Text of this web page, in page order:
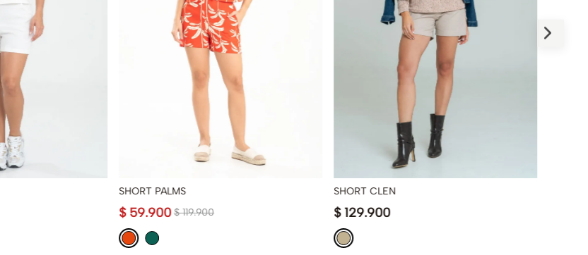
SHORT PALMS
$ 119.900
$ 59.900
SHORT CLEN
$ 129.900